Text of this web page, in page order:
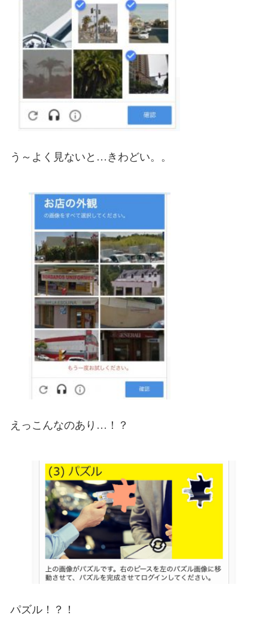
う～よく見ないと…きわどい。。
えっこんなのあり…！？
パズル！？！